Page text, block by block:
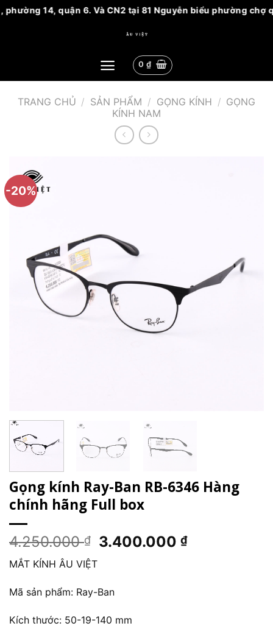
14, quận 6. Và CN2 tại 81 Nguyễn biểu phường chợ
0 ₫
TRANG CHỦ / SẢN PHẨM / GỌNG KÍNH / GỌNG
KÍNH NAM
-20%
Gọng kính Ray-Ban RB-6346 Hàng
chính hãng Full box
4.250.000₫
Giá
4.250.000 ₫.
3.400.000₫Giá
MẮT KÍNH ÂU VIỆT
Mã sản phẩm: Ray-Ban
Kích thước: 50-19-140 mm